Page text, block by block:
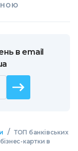
в email
/ ТОП банківських
картки в